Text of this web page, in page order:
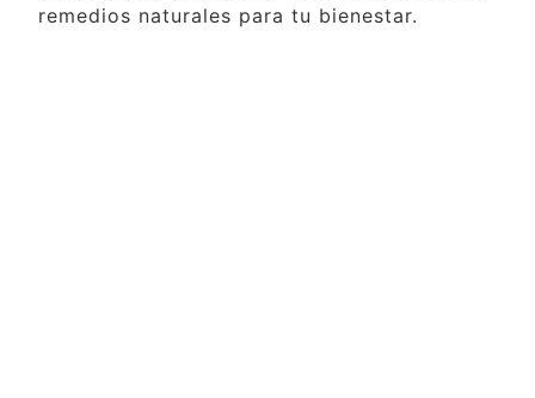
remedios naturales para tu bienestar.